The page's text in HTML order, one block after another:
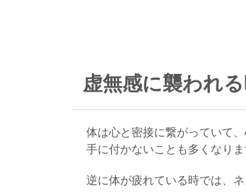
虚無感に襲われ
体は心と密接に繋がっていて
手に付かないことも多くなりま
逆に体が疲れている時では、